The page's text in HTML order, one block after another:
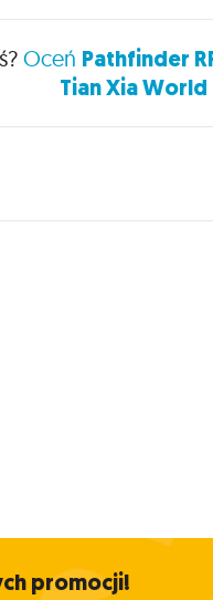
Oceń Pathfinder
Tian Xia
promocji!